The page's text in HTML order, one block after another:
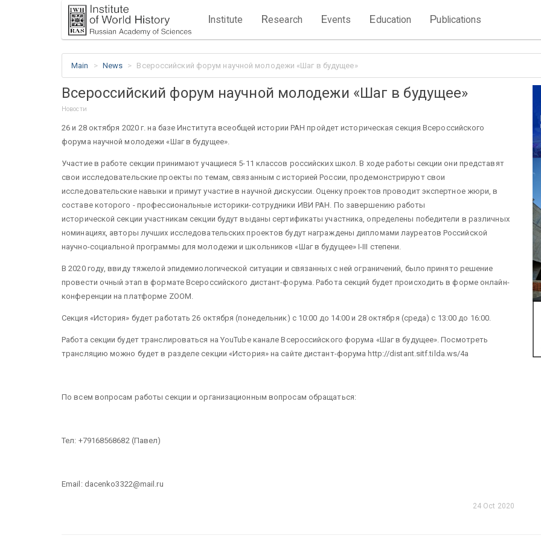
Institute Research Events Education Publications
Main News Всероссийский форум научной молодежи «Шаг в будущее»
Всероссийский форум научной молодежи «Шаг в будущее»
Новости
26 и 28 октября 2020 г. на базе Института всеобщей истории РАН пройдет историческая секция Всероссийского
форума научной молодежи «Шаг в будущее».
Участие в работе секции принимают учащиеся 5-11 классов российских школ. В ходе работы секции они представят
свои исследовательские проекты по темам, связанным с историей России, продемонстрируют свои
исследовательские навыки и примут участие в научной дискуссии. Оценку проектов проводит экспертное жюри, в
составе которого - профессиональные историки-сотрудники ИВИ РАН. По завершению работы
исторической секции участникам секции будут выданы сертификаты участника, определены победители в различных
номинациях, авторы лучших исследовательских проектов будут награждены дипломами лауреатов Российской
научно-социальной программы для молодежи и школьников «Шаг в будущее» I-III степени.
В 2020 году, ввиду тяжелой эпидемиологической ситуации и связанных с ней ограничений, было принято решение
провести очный этап в формате Всероссийского дистант-форума. Работа секций будет происходить в форме онлайн-
конференции на платформе ZOOM.
Секция «История» будет работать 26 октября (понедельник) с 10:00 до 14:00 и 28 октября (среда) с 13:00 до 16:00.
Работа секции будет транслироваться на YouTube канале Всероссийского форума «Шаг в будущее». Посмотреть
трансляцию можно будет в разделе секции «История» на сайте дистант-форума http://distant.sitf.tilda.ws/4a
По всем вопросам работы секции и организационным вопросам обращаться:
Тел: +79168568682 (Павел)
Email: dacenko3322@mail.ru
24 Oct 2020